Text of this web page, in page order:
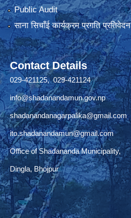
Public Audit
साना सिचाँई कार्यक्रम प्रगति प्रतिवेदन
Contact Details
029-421125, 029-421124
info@shadanandamun.gov.np
shadanandanagarpalika@gmail.com
ito.shadanandamun@gmail.com
Office of Shadananda Municipality,
Dingla, Bhojpur